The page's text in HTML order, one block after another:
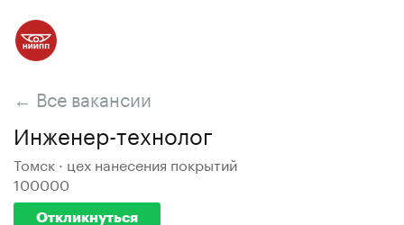
← Все вакансии
Инженер-технолог
Томск · цех нанесения покрытий
100000
Откликнуться